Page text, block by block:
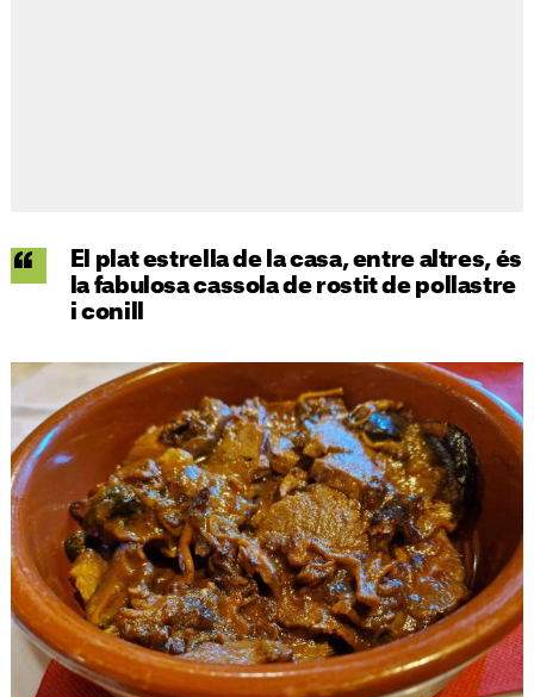
El plat estrella de la casa, entre altres, és
la fabulosa cassola de rostit de pollastre
i conill